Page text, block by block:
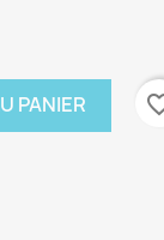
PANIER